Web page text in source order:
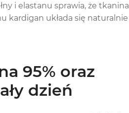
i elastanu sprawia, że tkanina
kardigan układa się naturalnie
95% oraz
dzień